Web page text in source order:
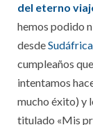
del eterno
hemos podido
desdeSudáfrica
cumpleaños
intentamos
mucho éxito) y
titulado «Mis